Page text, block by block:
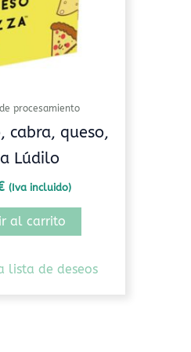
procesamiento
cabra, queso,
Lúdilo
(Iva incluido)
al carrito
lista de deseos